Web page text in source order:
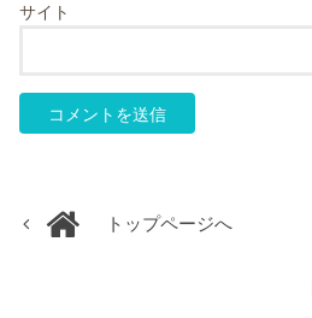
サイト
トップページへ